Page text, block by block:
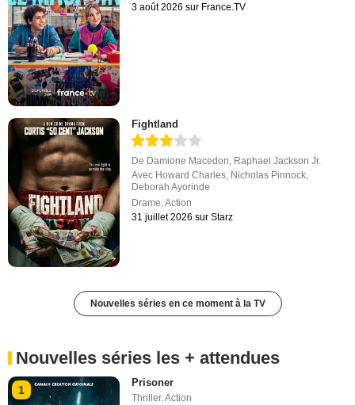
3 août 2026 sur France.TV
Fightland
De Damione Macedon, Raphael Jackson Jr.
Avec Howard Charles, Nicholas Pinnock,
Deborah Ayorinde
Drame,Action
31 juillet 2026 sur Starz
Nouvelles séries en ce moment à la TV
Nouvelles séries les + attendues
1
Prisoner
Thriller,Action